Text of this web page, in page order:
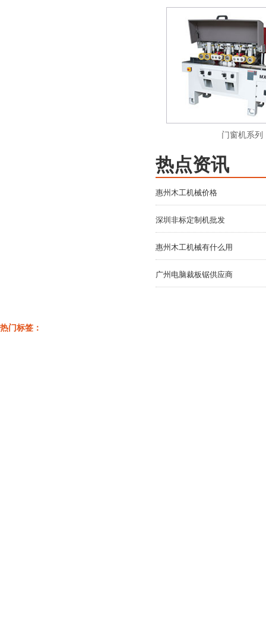
门窗机系列
热点资讯
惠州木工机械价格
深圳非标定制机批发
惠州木工机械有什么用
广州电脑裁板锯供应商
热门标签：